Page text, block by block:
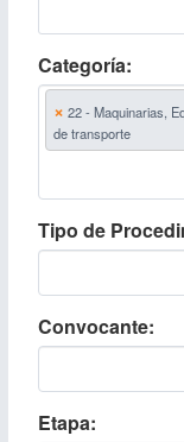
Categoría
× 22 - Maquinarias,
de transporte
Tipo de
Convocante
Etapa